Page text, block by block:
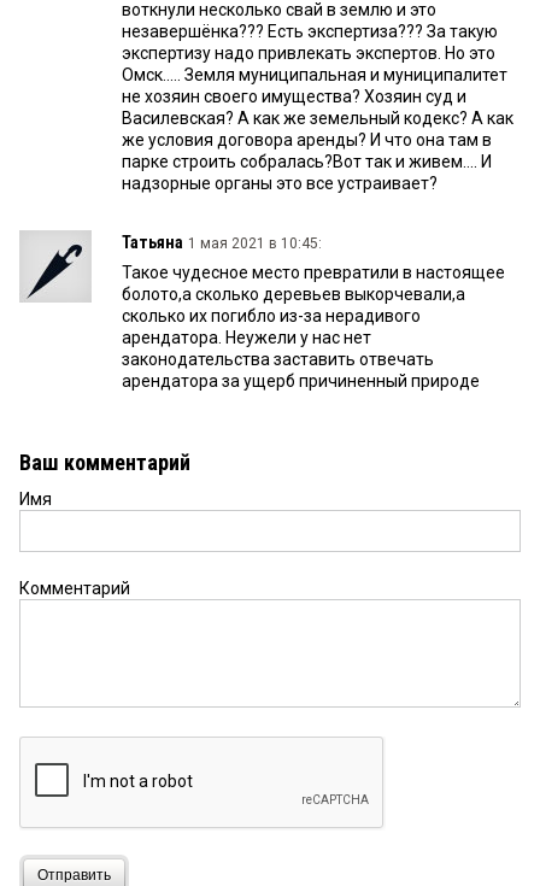
воткнули несколько свай в землю и это
незавершёнка??? Есть экспертиза??? За такую
экспертизу надо привлекать экспертов. Но это
Омск..... Земля муниципальная и муниципалитет
не хозяин своего имущества? Хозяин суд и
Василевская? А как же земельный кодекс? А как
же условия договора аренды? И что она там в
парке строить собралась?Вот так и живем.... И
надзорные органы это все устраивает?
Татьяна 1 мая 2021 в 10:45:
Такое чудесное место превратили в настоящее
болото,а сколько деревьев выкорчевали,а
сколько их погибло из-за нерадивого
арендатора. Неужели у нас нет
законодательства заставить отвечать
арендатора за ущерб причиненный природе
Ваш комментарий
Имя
Комментарий
Отправить